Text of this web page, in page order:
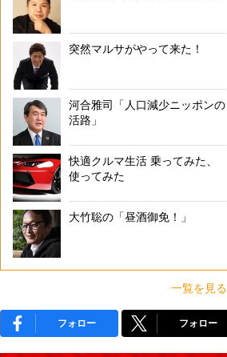
突然マルサがやって来た！
河合雅司「人口減少ニッポンの
活路」
快適クルマ生活 乗ってみた、
使ってみた
大竹聡の「昼酒御免！」
一覧を見る
フォロー フォロー